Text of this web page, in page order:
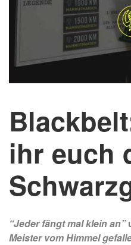
ihr euch
“Jeder fängt mal klein an”
Meister vom Himmel